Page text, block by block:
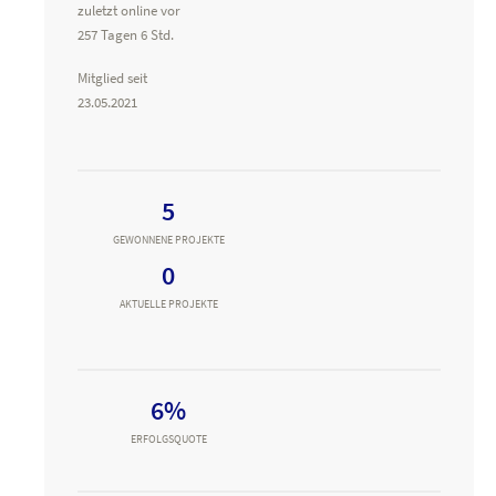
zuletzt online vor
257 Tagen 6 Std.
Mitglied seit
23.05.2021
5
GEWONNENE PROJEKTE
0
AKTUELLE PROJEKTE
6%
ERFOLGSQUOTE